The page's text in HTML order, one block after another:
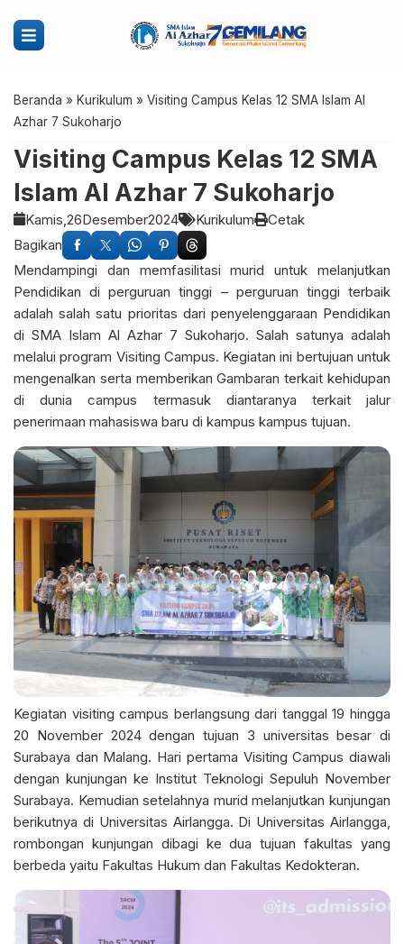
Beranda » Kurikulum » Visiting Campus Kelas 12 SMA Islam Al
Azhar 7 Sukoharjo
Visiting Campus Kelas 12 SMA
Islam Al Azhar 7 Sukoharjo
Kamis,26Desember2024 Kurikulum
Cetak
Bagikan
Mendampingi dan memfasilitasi murid untuk melanjutkan
Pendidikan di perguruan tinggi – perguruan tinggi terbaik
adalah salah satu prioritas dari penyelenggaraan Pendidikan
di SMA Islam Al Azhar 7 Sukoharjo. Salah satunya adalah
melalui program Visiting Campus. Kegiatan ini bertujuan untuk
mengenalkan serta memberikan Gambaran terkait kehidupan
di dunia campus termasuk diantaranya terkait jalur
penerimaan mahasiswa baru di kampus kampus tujuan.
Kegiatan visiting campus berlangsung dari tanggal 19 hingga
20 November 2024 dengan tujuan 3 universitas besar di
Surabaya dan Malang. Hari pertama Visiting Campus diawali
dengan kunjungan ke Institut Teknologi Sepuluh November
Surabaya. Kemudian setelahnya murid melanjutkan kunjungan
berikutnya di Universitas Airlangga. Di Universitas Airlangga,
rombongan kunjungan dibagi ke dua tujuan fakultas yang
berbeda yaitu Fakultas Hukum dan Fakultas Kedokteran.